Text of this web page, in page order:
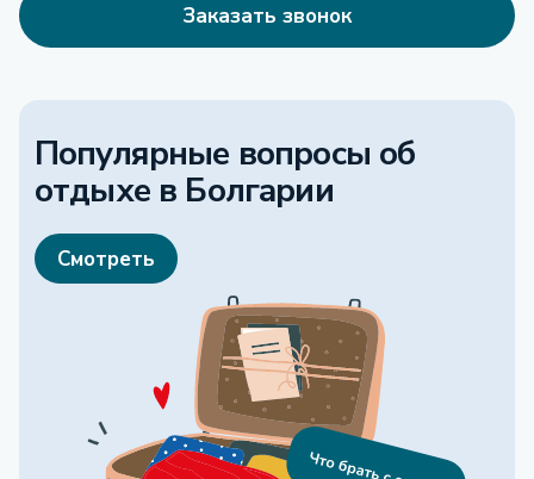
Заказать звонок
Популярные вопросы об
отдыхе в Болгарии
Смотреть